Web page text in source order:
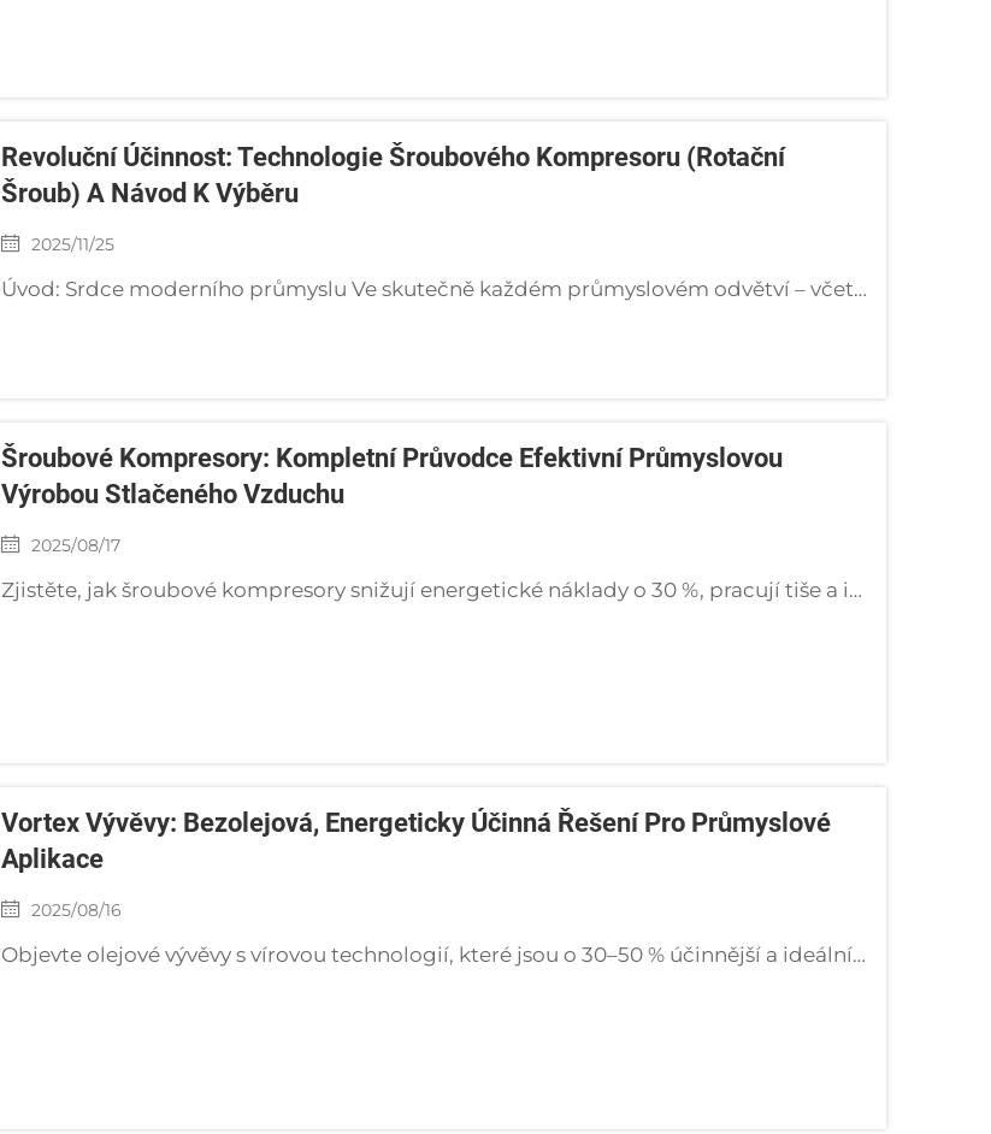
Revoluční Účinnost: Technologie Šroubového Kompresoru (rotační
Šroub) A Návod K Výběru
2025/11/25
Úvod: Srdce moderního průmyslu Ve skutečně každém průmyslovém odvětví – včetně výroby, automobilového průmyslu, textilního, elektronického a potravinářského zpracování – je stlačený vzduch považován za „čtvrtou utility“ po elektřině a...
Šroubové Kompresory: Kompletní Průvodce Efektivní Průmyslovou
Výrobou Stlačeného Vzduchu
2025/08/17
Zjistěte, jak šroubové kompresory snižují energetické náklady o 30 %, pracují tiše a integrují se s IoT pro chytřejší průmyslové provozy. Získejte nyní zdarma průvodce auditu efektivity.
Vortex Vývěvy: Bezolejová, Energeticky Účinná Řešení Pro Průmyslové
Aplikace
2025/08/16
Objevte olejové vývěvy s vírovou technologií, které jsou o 30–50 % účinnější a ideální pro polovodiče, medicínský průmysl a potravinářské balení. Žádné znečištění, nízká hladina hluku, globální podpora. Požádejte ještě dnes o cenovou nabídku.